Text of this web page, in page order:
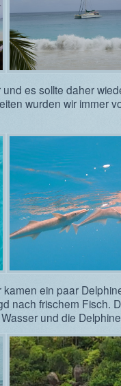
es sollte daher
wurden wir immer
ein paar
nach frischem Fisch.
und die